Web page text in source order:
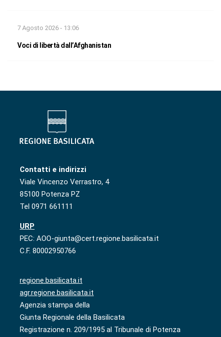
7 Agosto 2026 - 13:06
Voci di libertà dall’Afghanistan
Contatti e indirizzi
Viale Vincenzo Verrastro, 4
85100 Potenza PZ
Tel 0971 661111
URP
PEC: AOO-giunta@cert.regione.basilicata.it
C.F. 80002950766
regione.basilicata.it
agr.regione.basilicata.it
Agenzia stampa della
Giunta Regionale della Basilicata
Registrazione n. 209/1995 al Tribunale di Potenza